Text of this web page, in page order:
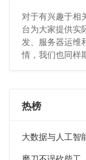
对于有兴趣于相
台为大家提供实
发、服务器运维
情，我们也同样
热榜
大数据与人工智